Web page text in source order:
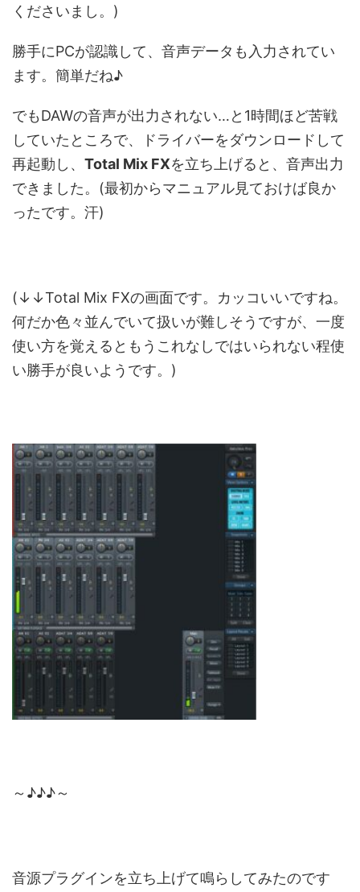
くださいまし。)
勝手にPCが認識して、音声データも入力されてい
ます。簡単だね♪
でもDAWの音声が出力されない…と1時間ほど苦戦
していたところで、ドライバーをダウンロードして
再起動し、 Total Mix FXを立ち上げると、音声出力
できました。(最初からマニュアル見ておけば良か
ったです。汗)
(↓↓Total Mix FXの画面です。カッコいいですね。
何だか色々並んでいて扱いが難しそうですが、一度
使い方を覚えるともうこれなしではいられない程使
い勝手が良いようです。)
～♪♪♪～
音源プラグインを立ち上げて鳴らしてみたのです